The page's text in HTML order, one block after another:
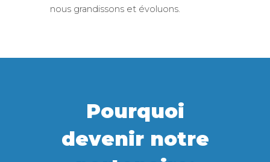
nous grandissons et évoluons.
Pourquoi
devenir notre